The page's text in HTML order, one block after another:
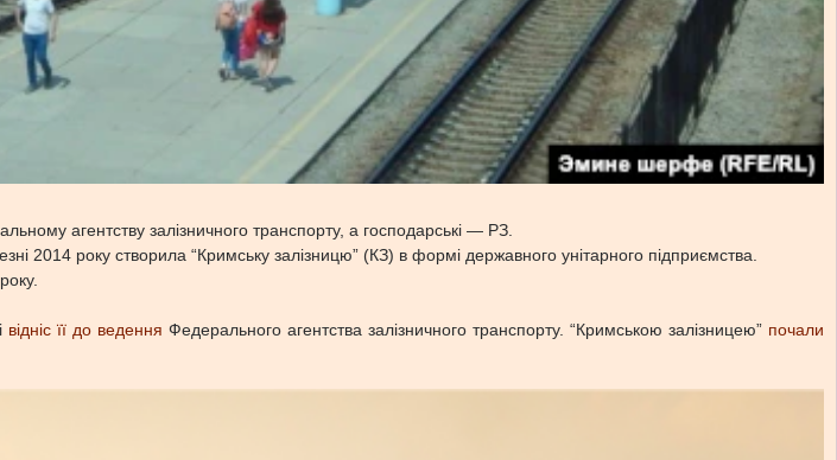
агентству залізничного транспорту, а господарські — РЗ.
2014 року створила “Кримську залізницю” (КЗ) в формі державного унітарного підприємства.
відніс її до ведення Федерального агентства залізничного транспорту. “Кримською залізницею” почали